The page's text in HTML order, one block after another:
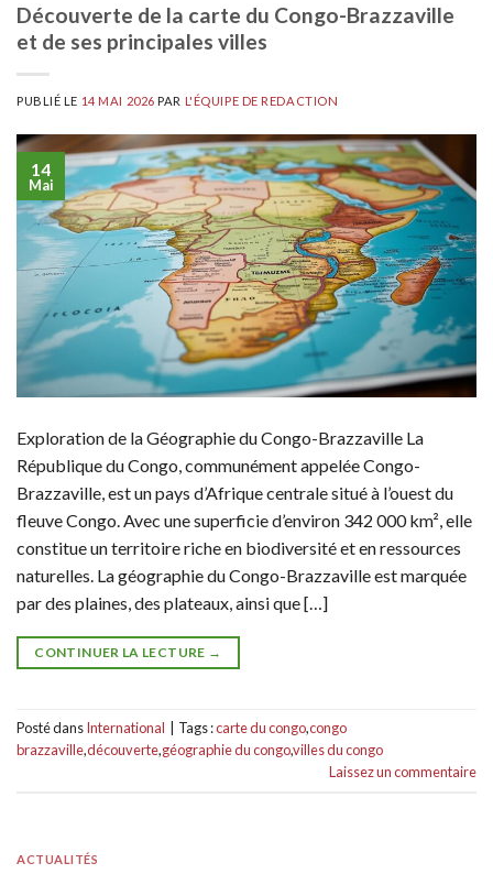
Découverte de la carte du Congo-Brazzaville
et de ses principales villes
PUBLIÉ LE 14 MAI 2026 PAR L'ÉQUIPE DE REDACTION
14
Mai
Exploration de la Géographie du Congo-Brazzaville La
République du Congo, communément appelée Congo-
Brazzaville, est un pays d’Afrique centrale situé à l’ouest du
fleuve Congo. Avec une superficie d’environ 342 000 km², elle
constitue un territoire riche en biodiversité et en ressources
naturelles. La géographie du Congo-Brazzaville est marquée
par des plaines, des plateaux, ainsi que […]
CONTINUER LA LECTURE →
Posté dansInternational Tags :carte du congo,congo
brazzaville,découverte,géographie du congo,villes du congo
Laissez un commentaire
ACTUALITÉS